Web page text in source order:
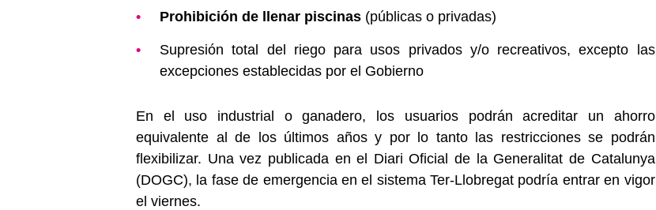
Prohibición de llenar piscinas (públicas o privadas)
Supresión total del riego para usos privados y/o recreativos, excepto las
excepciones establecidas por el Gobierno
En el uso industrial o ganadero, los usuarios podrán acreditar un ahorro
equivalente al de los últimos años y por lo tanto las restricciones se podrán
flexibilizar. Una vez publicada en el Diari Oficial de la Generalitat de Catalunya
(DOGC), la fase de emergencia en el sistema Ter-Llobregat podría entrar en vigor
el viernes.